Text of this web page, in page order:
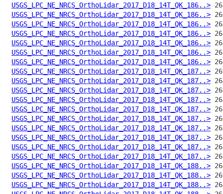
USGS_LPC_NE_NRCS_OrthoLidar_2017_D18_14T_QK_186..>
USGS_LPC_NE_NRCS_OrthoLidar_2017_D18_14T_QK_186..>
USGS_LPC_NE_NRCS_OrthoLidar_2017_D18_14T_QK_186..>
USGS_LPC_NE_NRCS_OrthoLidar_2017_D18_14T_QK_186..>
USGS_LPC_NE_NRCS_OrthoLidar_2017_D18_14T_QK_186..>
USGS_LPC_NE_NRCS_OrthoLidar_2017_D18_14T_QK_186..>
USGS_LPC_NE_NRCS_OrthoLidar_2017_D18_14T_QK_186..>
USGS_LPC_NE_NRCS_OrthoLidar_2017_D18_14T_QK_187..>
USGS_LPC_NE_NRCS_OrthoLidar_2017_D18_14T_QK_187..>
USGS_LPC_NE_NRCS_OrthoLidar_2017_D18_14T_QK_187..>
USGS_LPC_NE_NRCS_OrthoLidar_2017_D18_14T_QK_187..>
USGS_LPC_NE_NRCS_OrthoLidar_2017_D18_14T_QK_187..>
USGS_LPC_NE_NRCS_OrthoLidar_2017_D18_14T_QK_187..>
USGS_LPC_NE_NRCS_OrthoLidar_2017_D18_14T_QK_187..>
USGS_LPC_NE_NRCS_OrthoLidar_2017_D18_14T_QK_187..>
USGS_LPC_NE_NRCS_OrthoLidar_2017_D18_14T_QK_187..>
USGS_LPC_NE_NRCS_OrthoLidar_2017_D18_14T_QK_187..>
USGS_LPC_NE_NRCS_OrthoLidar_2017_D18_14T_QK_188..>
USGS_LPC_NE_NRCS_OrthoLidar_2017_D18_14T_QK_188..>
USGS_LPC_NE_NRCS_OrthoLidar_2017_D18_14T_QK_188..>